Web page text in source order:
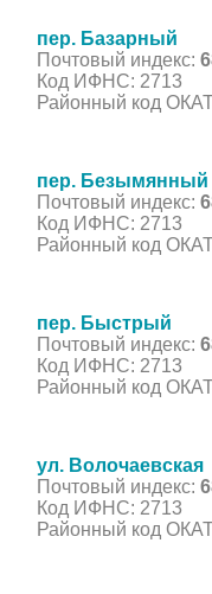
пер. Базарный
Почтовый индекс:
Код ИФНС: 2713
Районный код
пер. Безымянный
Почтовый индекс:
Код ИФНС: 2713
Районный код
пер. Быстрый
Почтовый индекс:
Код ИФНС: 2713
Районный код
ул. Волочаевская
Почтовый индекс:
Код ИФНС: 2713
Районный код